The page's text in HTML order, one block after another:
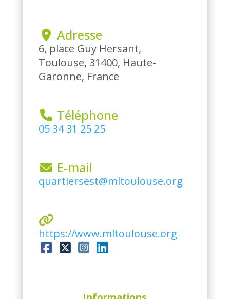
Adresse
6, place Guy Hersant,
Toulouse, 31400, Haute-
Garonne, France
Téléphone
05 34 31 25 25
E-mail
quartiersest@mltoulouse.org
https://www.mltoulouse.org